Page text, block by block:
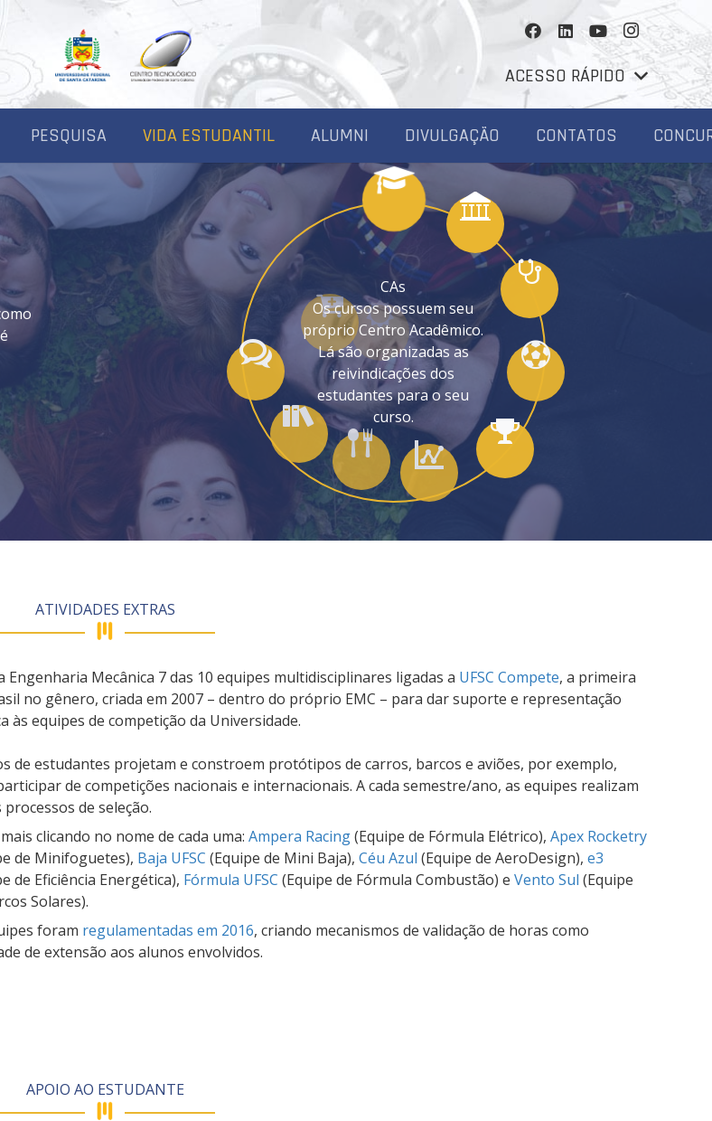
ACESSO RÁPIDO
PESQUISA VIDA ESTUDANTIL ALUMNI DIVULGAÇÃO CONTATOS
CAs
Os cursos possuem seu
próprio Centro Acadêmico.
Lá são organizadas as
reivindicações dos
estudantes para o seu
curso.
ATIVIDADES EXTRAS
Engenharia Mecânica 7 das 10 equipes multidisciplinares ligadas a UFSC Compete, a primeira
no gênero, criada em 2007 – dentro do próprio EMC – para dar suporte e representação
às equipes de competição da Universidade.
de estudantes projetam e constroem protótipos de carros, barcos e aviões, por exemplo,
de competições nacionais e internacionais. A cada semestre/ano, as equipes realizam
processos de seleção.
clicando no nome de cada uma: Ampera Racing(Equipe de Fórmula Elétrico), Apex Rocketry
de Minifoguetes), Baja UFSC (Equipe de Mini Baja), Céu Azul (Equipe de AeroDesign), e3
de Eficiência Energética), Fórmula UFSC (Equipe de Fórmula Combustão) e Vento Sul (Equipe
Solares).
foram regulamentadas em 2016, criando mecanismos de validação de horas como
de extensão aos alunos envolvidos.
APOIO AO ESTUDANTE